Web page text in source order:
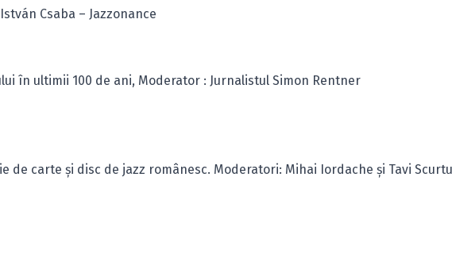
Csaba – Jazzonance
în ultimii 100 de ani, Moderator : Jurnalistul Simon Rentner
de carte și disc de jazz românesc. Moderatori: Mihai Iordache și Tavi Scurtu